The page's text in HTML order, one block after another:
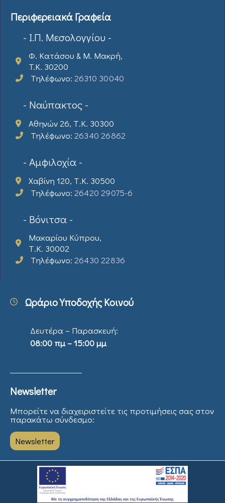
Περιφερειακά Γραφεία
- Ι.Π. Μεσολογγίου -
Φ. Κατάσου & Μ. Μακρή,
T.K. 30200
Τηλέφωνο: 26310 30040
- Ναύπακτος -
Αθηνών 26, Τ.Κ. 30300
Τηλέφωνο: 26340 26862
- Αμφιλοχία -
Χαβίνη 120, Τ.Κ. 30500
Τηλέφωνο: 26420 29075-6
- Βόνιτσα -
Μακαρίου Κύπρου,
Τ.Κ. 30002
Τηλέφωνο: 26430 22836
Ωράριο Υποδοχής Κοινού
Δευτέρα – Παρασκευή:
08:00 πμ – 15:00 μμ
Newsletter
Μπορείτε να διαχειριστείτε τις προτιμήσεις σας στον
παρακάτω σύνδεσμο:
Newsletter